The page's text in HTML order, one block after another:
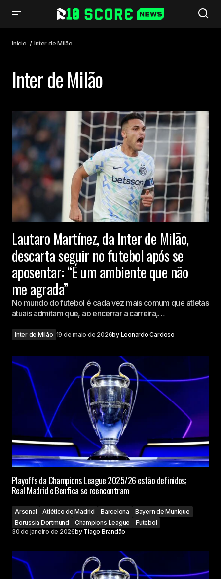
Início Inter de Milão
Inter de Milão
Lautaro Martínez, da Inter de Milão,
descarta seguir no futebol após se
aposentar: “É um ambiente que não
me agrada”
No mundo do futebol é cada vez mais comum que atletas
atuais admitam que, ao encerrar a carreira,…
Inter de Milão 19 de maio de 2026by Leonardo Cardoso
Playoffs da Champions League 2025/26 estão definidos;
Real Madrid e Benfica se reencontram
Arsenal Atlético de Madrid Barcelona
Bayern de Munique
Borussia Dortmund
Champions League
Futebol
30 de janeiro de 2026by Tiago Brandão